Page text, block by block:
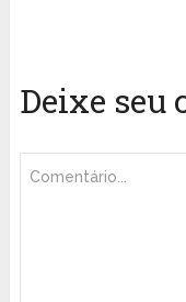
Deixe seu